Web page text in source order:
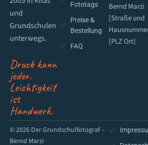
und
Grundschulen
unterwegs.
Druck kann
jeder.
Leichtigkeit
ist
Handwerk.
Fototags
Preise &
Bestellung
FAQ
Bernd Marzi
[Straße und
[PLZ Ort]
© 2026 Der Grundschulfotograf –
Bernd Marzi